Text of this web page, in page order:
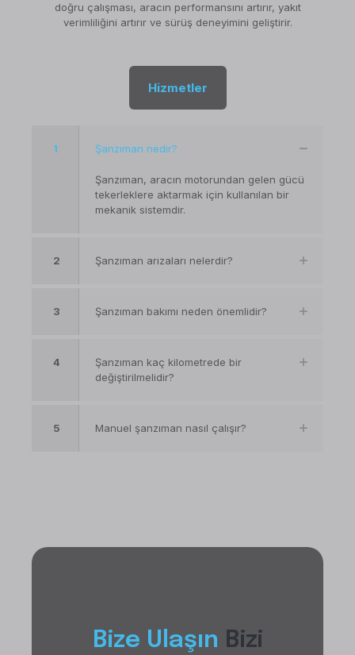
doğru çalışması, aracın performansını artırır, yakıt
verimliliğini artırır ve sürüş deneyimini geliştirir.
Hizmetler
1 Şanzıman nedir?
Şanzıman, aracın motorundan gelen gücü
tekerleklere aktarmak için kullanılan bir
mekanik sistemdir.
2 Şanzıman arızaları nelerdir?
3 Şanzıman bakımı neden önemlidir?
4
Şanzıman kaç kilometrede bir
değiştirilmelidir?
5 Manuel şanzıman nasıl çalışır?
Bize Ulaşın Bizi